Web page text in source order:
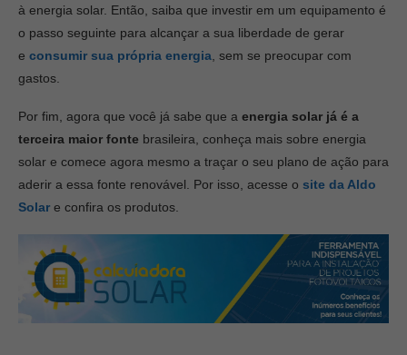
à energia solar. Então, saiba que investir em um equipamento é
o passo seguinte para alcançar a sua liberdade de gerar
e consumir sua própria energia , sem se preocupar com
gastos.
Por fim, agora que você já sabe que a energia solar já é a
terceira maior fonte brasileira, conheça mais sobre energia
solar e comece agora mesmo a traçar o seu plano de ação para
aderir a essa fonte renovável. Por isso, acesse o site da Aldo
Solar e confira os produtos.